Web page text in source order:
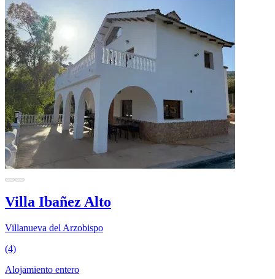
Villa Ibañez Alto
Villanueva del Arzobispo
(4)
Alojamiento entero